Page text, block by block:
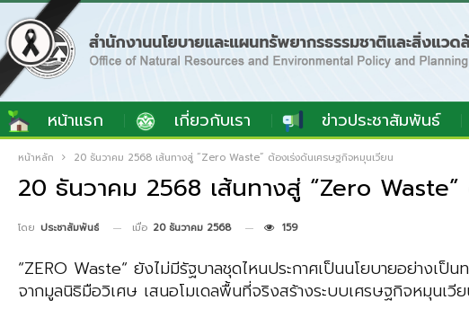
หน้าแรก เกี่ยวกับเรา ข่าวประชาสัมพันธ์
หน้าหลัก 20 ธันวาคม 2568 เส้นทางสู่ “Zero Waste” ต้องเร่งดันเศรษฐกิจหมุนเวียน
20 ธันวาคม 2568 เส้นทางสู่ “Zero
โดย ประชาสัมพันธ์ เมื่อ 20 ธันวาคม 2568 159
“ZERO Waste“ ยังไม่มีรัฐบาลชุดไหนประกาศเป็นนโยบายอย่างเ
จากมูลนิธิมือวิเศษ เสนอโมเดลพื้นที่จริงสร้างระบบเศรษฐกิจหมุนเ